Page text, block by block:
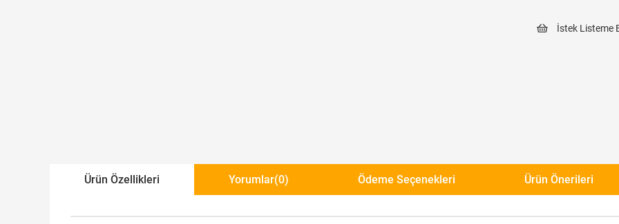
İstek Listeme
Ürün Özellikleri Yorumlar(0) Ödeme Seçenekleri Ürün Önerileri